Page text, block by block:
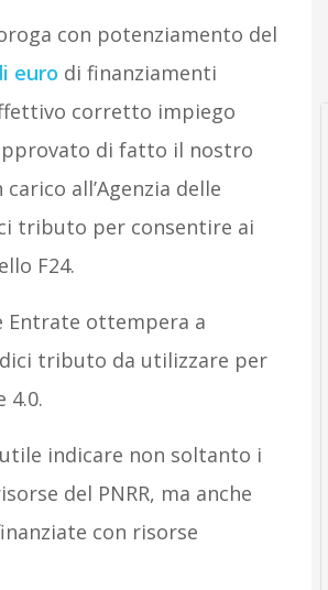
con potenziamento del
euro di finanziamenti
corretto impiego
di fatto il nostro
all’Agenzia delle
tributo per consentire ai
F24.
Entrate ottempera a
tributo da utilizzare per
4.0.
indicare non soltanto i
del PNRR, ma anche
con risorse